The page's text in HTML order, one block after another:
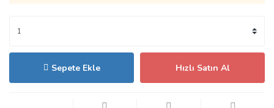
Sepete Ekle Hızlı Satın Al